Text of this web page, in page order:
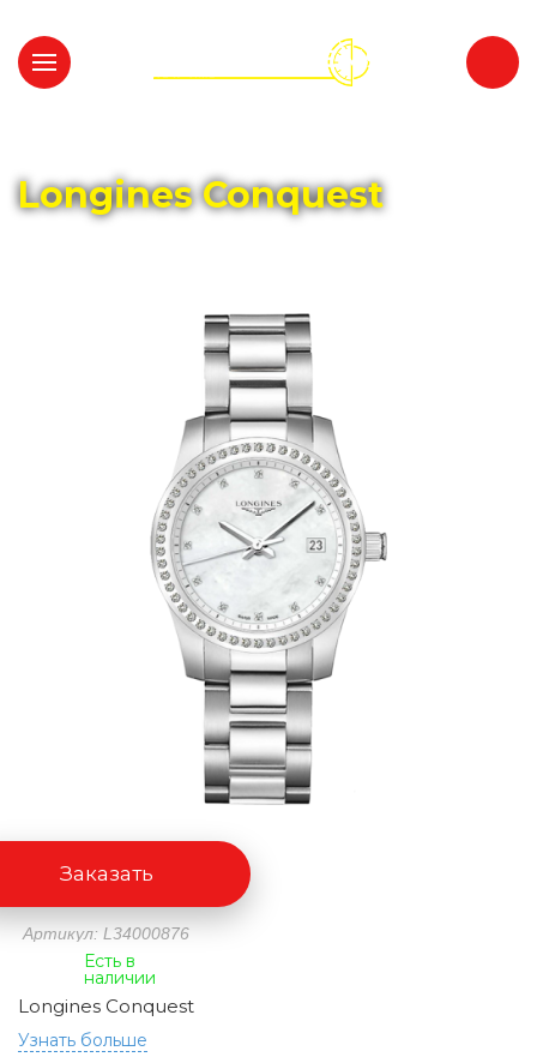
Longines Conquest
Артикул: L34000876
Есть в
наличии
Longines Conquest
Узнать больше
Заказать